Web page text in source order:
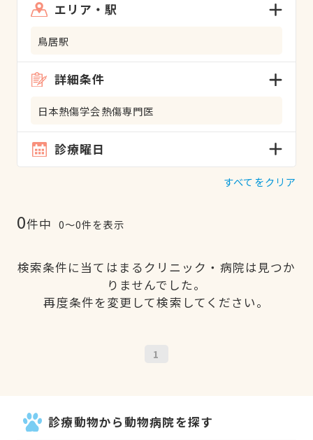
エリア・駅
鳥居駅
詳細条件
日本熱傷学会熱傷専門医
診療曜日
すべてをクリア
0件中 0〜0件を表示
検索条件に当てはまるクリニック・病院は見つか
りませんでした。
再度条件を変更して検索してください。
1
診療動物から動物病院を探す